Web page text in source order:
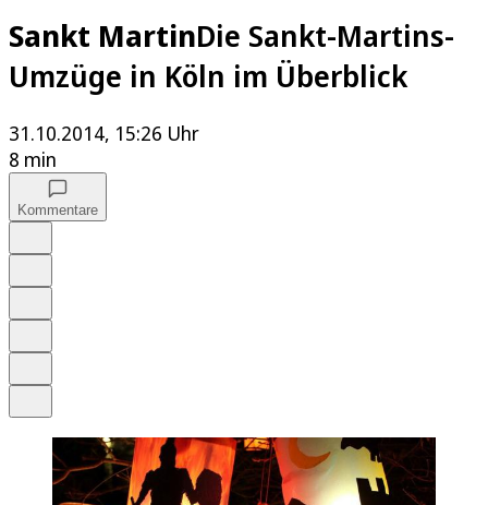
Sankt MartinDie Sankt-Martins-
Umzüge in Köln im Überblick
31.10.2014, 15:26 Uhr
8 min
Kommentare